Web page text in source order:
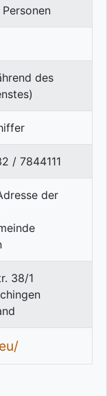
des
/ 7844111
38/1